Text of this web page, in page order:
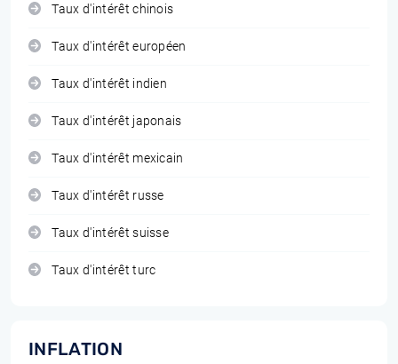
Taux d'intérêt chinois
Taux d'intérêt européen
Taux d'intérêt indien
Taux d'intérêt japonais
Taux d'intérêt mexicain
Taux d'intérêt russe
Taux d'intérêt suisse
Taux d'intérêt turc
INFLATION